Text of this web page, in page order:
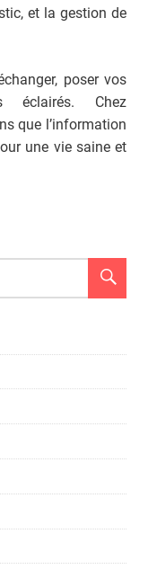
et la gestion de
poser vos
éclairés. Chez
que l’information
une vie saine et